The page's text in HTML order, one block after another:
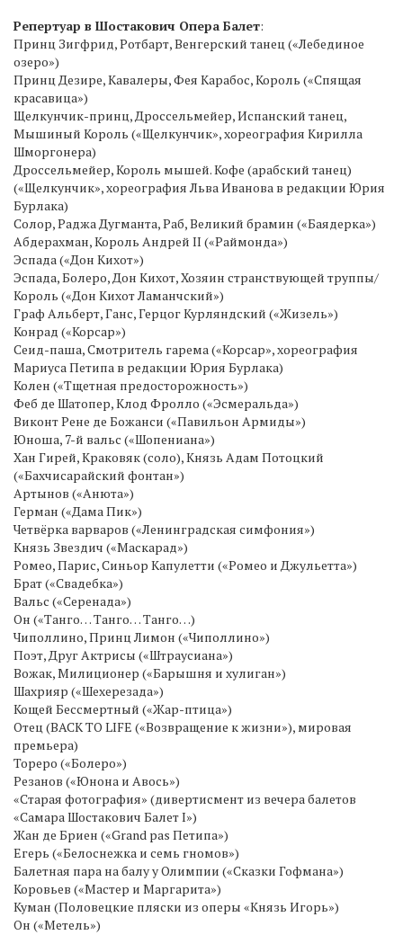
Репертуар в Шостакович Опера Балет:
Принц Зигфрид, Ротбарт, Венгерский танец («Лебединое
озеро»)
Принц Дезире, Кавалеры, Фея Карабос, Король («Спящая
красавица»)
Щелкунчик-принц, Дроссельмейер, Испанский танец,
Мышиный Король («Щелкунчик», хореография Кирилла
Шморгонера)
Дроссельмейер, Король мышей. Кофе (арабский танец)
(«Щелкунчик», хореография Льва Иванова в редакции Юрия
Бурлака)
Солор, Раджа Дугманта, Раб, Великий брамин («Баядерка»)
Абдерахман, Король Андрей II («Раймонда»)
Эспада («Дон Кихот»)
Эспада, Болеро, Дон Кихот, Хозяин странствующей труппы/
Король («Дон Кихот Ламанчский»)
Граф Альберт, Ганс, Герцог Курляндский («Жизель»)
Конрад («Корсар»)
Сеид-паша, Смотритель гарема («Корсар», хореография
Мариуса Петипа в редакции Юрия Бурлака)
Колен («Тщетная предосторожность»)
Феб де Шатопер, Клод Фролло («Эсмеральда»)
Виконт Рене де Божанси («Павильон Армиды»)
Юноша, 7-й вальс («Шопениана»)
Хан Гирей, Краковяк (соло), Князь Адам Потоцкий
(«Бахчисарайский фонтан»)
Артынов («Анюта»)
Герман («Дама Пик»)
Четвёрка варваров («Ленинградская симфония»)
Князь Звездич («Маскарад»)
Ромео, Парис, Синьор Капулетти («Ромео и Джульетта»)
Брат («Свадебка»)
Вальс («Серенада»)
Он («Танго… Танго… Танго…)
Чиполлино, Принц Лимон («Чиполлино»)
Поэт, Друг Актрисы («Штраусиана»)
Вожак, Милиционер («Барышня и хулиган»)
Шахрияр («Шехерезада»)
Кощей Бессмертный («Жар-птица»)
Отец (BACK TO LIFE («Возвращение к жизни»), мировая
премьера)
Тореро («Болеро»)
Резанов («Юнона и Авось»)
«Старая фотография» (дивертисмент из вечера балетов
«Самара Шостакович Балет I»)
Жан де Бриен («Grand pas Петипа»)
Егерь («Белоснежка и семь гномов»)
Балетная пара на балу у Олимпии («Сказки Гофмана»)
Коровьев («Мастер и Маргарита»)
Куман (Половецкие пляски из оперы «Князь Игорь»)
Он («Метель»)